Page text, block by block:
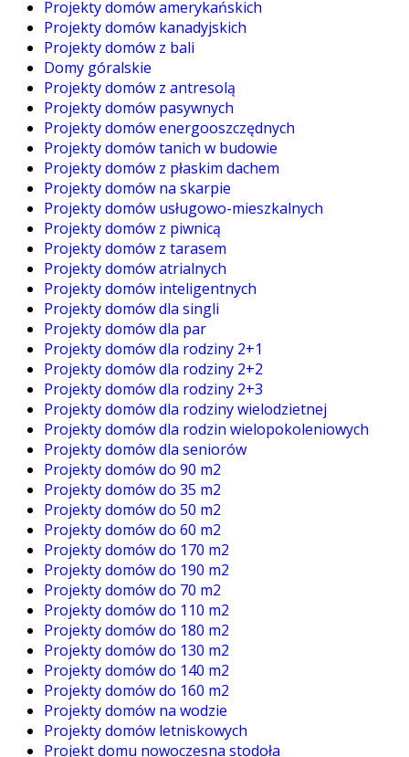
Projekty domów amerykańskich
Projekty domów kanadyjskich
Projekty domów z bali
Domy góralskie
Projekty domów z antresolą
Projekty domów pasywnych
Projekty domów energooszczędnych
Projekty domów tanich w budowie
Projekty domów z płaskim dachem
Projekty domów na skarpie
Projekty domów usługowo-mieszkalnych
Projekty domów z piwnicą
Projekty domów z tarasem
Projekty domów atrialnych
Projekty domów inteligentnych
Projekty domów dla singli
Projekty domów dla par
Projekty domów dla rodziny 2+1
Projekty domów dla rodziny 2+2
Projekty domów dla rodziny 2+3
Projekty domów dla rodziny wielodzietnej
Projekty domów dla rodzin wielopokoleniowych
Projekty domów dla seniorów
Projekty domów do 90 m2
Projekty domów do 35 m2
Projekty domów do 50 m2
Projekty domów do 60 m2
Projekty domów do 170 m2
Projekty domów do 190 m2
Projekty domów do 70 m2
Projekty domów do 110 m2
Projekty domów do 180 m2
Projekty domów do 130 m2
Projekty domów do 140 m2
Projekty domów do 160 m2
Projekty domów na wodzie
Projekty domów letniskowych
Projekt domu nowoczesna stodoła